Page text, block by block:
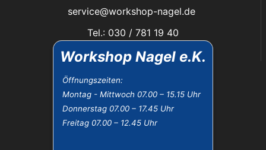
Workshop Nagel e.K.
Öffnungszeiten:
Montag - Mittwoch 07.00 – 15.15 Uhr
Donnerstag 07.00 – 17.45 Uhr
Freitag 07.00 – 12.45 Uhr
service@workshop-nagel.de
Tel.: 030 / 781 19 40
Das Unternehmen:
Öffnungszeiten
Datenschutz
Impressum